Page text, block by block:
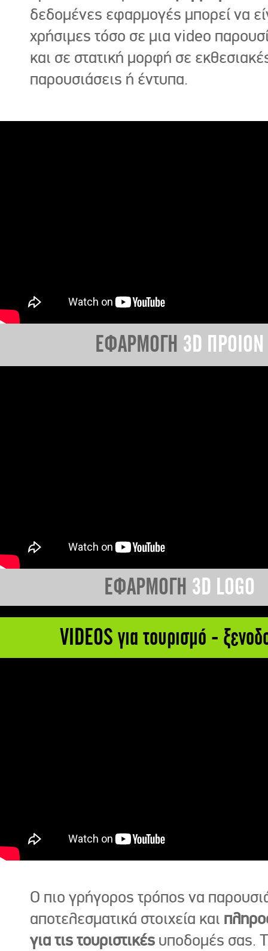
δεδομένες εφαρμογές μπορεί να
χρήσιμες τόσο σε μια video
και σε στατική μορφή σε
παρουσιάσεις ή έντυπα.
ΕΦΑΡΜΟΓΗ 3D ΠΡΟΙΟΝ
ΕΦΑΡΜΟΓΗ 3D LOGO
VIDEOS για τουρισμό -
Ο πιο γρήγορος τρόπος να
αποτελεσματικά στοιχεία και
για τις τουριστικές υποδομές σας.